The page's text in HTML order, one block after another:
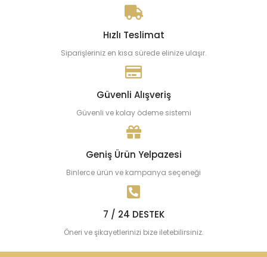
Hızlı Teslimat
Siparişleriniz en kısa sürede elinize ulaşır.
Güvenli Alışveriş
Güvenli ve kolay ödeme sistemi
Geniş Ürün Yelpazesi
Binlerce ürün ve kampanya seçeneği
7 / 24 DESTEK
Öneri ve şikayetlerinizi bize iletebilirsiniz.